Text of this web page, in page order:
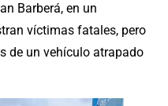
Barberá, en un
víctimas fatales, pero
de un vehículo atrapado